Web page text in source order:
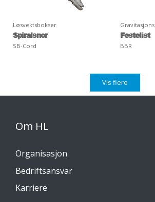
Løsvektsbokser
Spiralsnor
SB-Cord
Festelist
BBR
Vis flere
Om HL
Organisasjon
Bedriftsansvar
Karriere